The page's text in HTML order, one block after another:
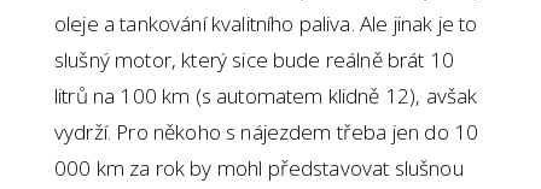
oleje a tankování kvalitního paliva. Ale jinak je to
slušný motor, který sice bude reálně brát 10
litrů na 100 km (s automatem klidně 12), avšak
vydrží. Pro někoho s nájezdem třeba jen do 10
000 km za rok by mohl představovat slušnou